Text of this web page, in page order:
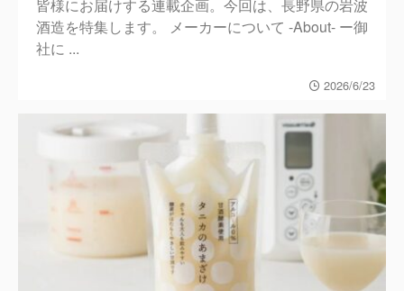
皆様にお届けする連載企画。今回は、長野県の岩波
酒造を特集します。 メーカーについて -About- ー御
社に ...
2026/6/23